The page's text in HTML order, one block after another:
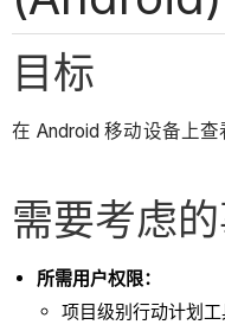
目标
在 Android 移动设备上查
需要考虑
所需用户权限：
项目级别行动计划工